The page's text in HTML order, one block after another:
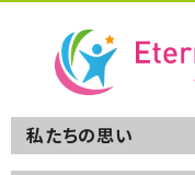
私たちの思い